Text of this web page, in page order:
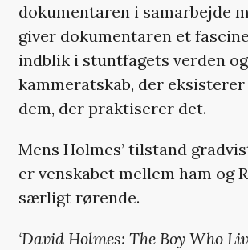
dokumentaren i samarbejde
giver dokumentaren et
indblik i stuntfagets verden
kammeratskab, der
dem, der praktiserer det.
Mens Holmes’ tilstand
er venskabet mellem ham og
særligt rørende.
‘David Holmes: The Boy Who